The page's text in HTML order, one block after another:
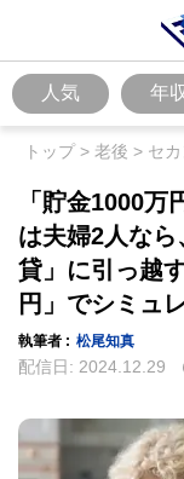
人気 年
トップ> 老後 > セ
「貯金1000万
は夫婦2人な
貸」に引っ越
円」でシミュ
執筆者 : 松尾知真
配信日: 2024.12.29